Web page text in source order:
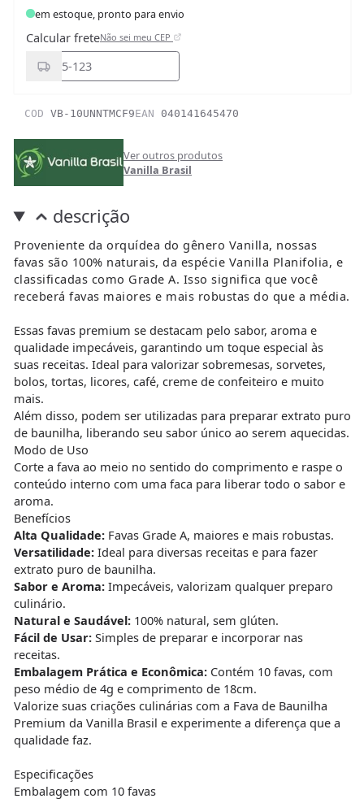
em estoque, pronto para envio
Calcular freteNão sei meu CEP
COD VB-10UNNTMCF9EAN 040141645470
Ver outros produtos
Vanilla Brasil
descrição
Proveniente da orquídea do gênero Vanilla, nossas
favas são 100% naturais, da espécie Vanilla Planifolia, e
classificadas como Grade A. Isso significa que você
receberá favas maiores e mais robustas do que a média.
Essas favas premium se destacam pelo sabor, aroma e
qualidade impecáveis, garantindo um toque especial às
suas receitas. Ideal para valorizar sobremesas, sorvetes,
bolos, tortas, licores, café, creme de confeiteiro e muito
mais.
Além disso, podem ser utilizadas para preparar extrato puro
de baunilha, liberando seu sabor único ao serem aquecidas.
Modo de Uso
Corte a fava ao meio no sentido do comprimento e raspe o
conteúdo interno com uma faca para liberar todo o sabor e
aroma.
Benefícios
Alta Qualidade:Favas Grade A, maiores e mais robustas.
Versatilidade:Ideal para diversas receitas e para fazer
extrato puro de baunilha.
Sabor e Aroma:Impecáveis, valorizam qualquer preparo
culinário.
Natural e Saudável:100% natural, sem glúten.
Fácil de Usar:Simples de preparar e incorporar nas
receitas.
Embalagem Prática e Econômica:Contém 10 favas, com
peso médio de 4g e comprimento de 18cm.
Valorize suas criações culinárias com a Fava de Baunilha
Premium da Vanilla Brasil e experimente a diferença que a
qualidade faz.
Especificações
Embalagem com 10 favas